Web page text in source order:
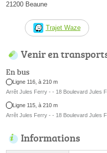
21200 Beaune
Trajet Waze
Venir en
En bus
Ligne 116, à 210 m
Arrêt Jules Ferry - - 18 Boulevard Jules
Ligne 115, à 210 m
Arrêt Jules Ferry - - 18 Boulevard Jules
Informations